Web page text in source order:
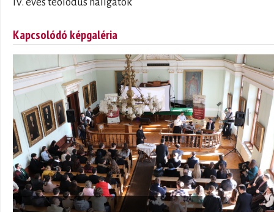
IV. éves teolódus hallgatók
Kapcsolódó képgaléria